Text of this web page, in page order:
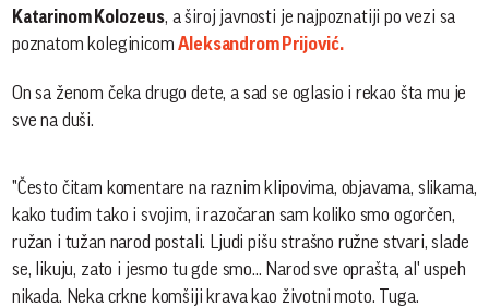
Katarinom Kolozeus, a široj javnosti je najpoznatiji po vezi sa
poznatom koleginicomAleksandrom Prijović.
On sa ženom čeka drugo dete, a sad se oglasio i rekao šta mu je
sve na duši.
"Često čitam komentare na raznim klipovima, objavama, slikama,
kako tuđim tako i svojim, i razočaran sam koliko smo ogorčen,
ružan i tužan narod postali. Ljudi pišu strašno ružne stvari, slade
se, likuju, zato i jesmo tu gde smo... Narod sve oprašta, al' uspeh
nikada. Neka crkne komšiji krava kao životni moto. Tuga.